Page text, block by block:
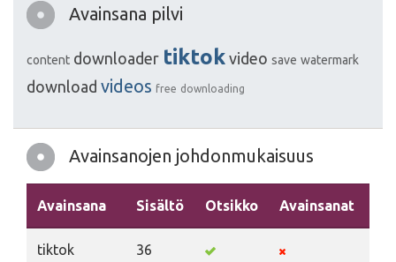
Avainsana pilvi
content downloader tiktok video save watermark
download videos free downloading
Avainsanojen johdonmukaisuus
Avainsana Sisältö Otsikko Avainsanat
tiktok 36